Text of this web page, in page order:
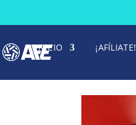
INICIO ¡AFÍLIATE!